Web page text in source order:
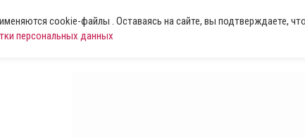
cookie-файлы . Оставаясь на сайте, вы подтверждаете, что
персональных данных